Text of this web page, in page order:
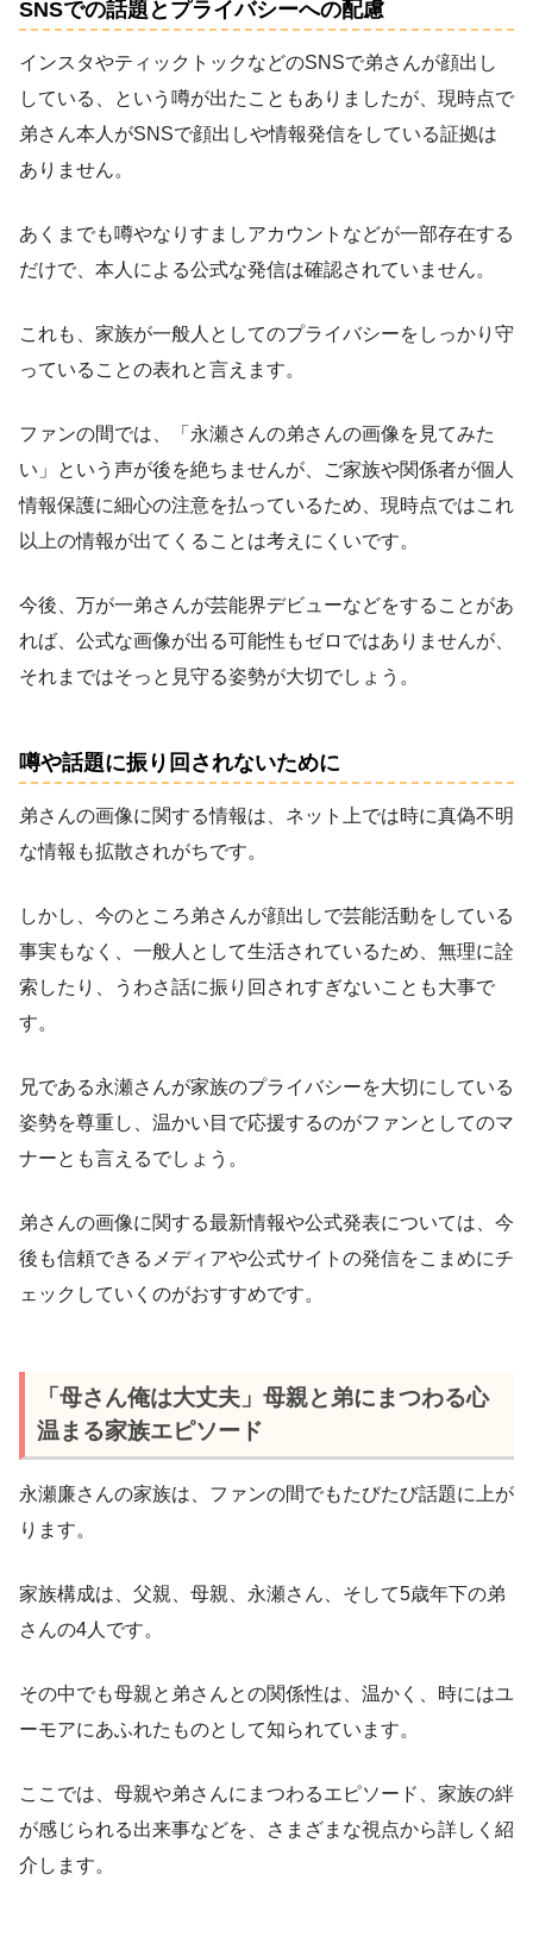
SNSでの話題とプライバシーへの配慮
インスタやティックトックなどのSNSで弟さんが顔出し
している、という噂が出たこともありましたが、現時点で
弟さん本人がSNSで顔出しや情報発信をしている証拠は
ありません。
あくまでも噂やなりすましアカウントなどが一部存在する
だけで、本人による公式な発信は確認されていません。
これも、家族が一般人としてのプライバシーをしっかり守
っていることの表れと言えます。
ファンの間では、「永瀬さんの弟さんの画像を見てみた
い」という声が後を絶ちませんが、ご家族や関係者が個人
情報保護に細心の注意を払っているため、現時点ではこれ
以上の情報が出てくることは考えにくいです。
今後、万が一弟さんが芸能界デビューなどをすることがあ
れば、公式な画像が出る可能性もゼロではありませんが、
それまではそっと見守る姿勢が大切でしょう。
噂や話題に振り回されないために
弟さんの画像に関する情報は、ネット上では時に真偽不明
な情報も拡散されがちです。
しかし、今のところ弟さんが顔出しで芸能活動をしている
事実もなく、一般人として生活されているため、無理に詮
索したり、うわさ話に振り回されすぎないことも大事で
す。
兄である永瀬さんが家族のプライバシーを大切にしている
姿勢を尊重し、温かい目で応援するのがファンとしてのマ
ナーとも言えるでしょう。
弟さんの画像に関する最新情報や公式発表については、今
後も信頼できるメディアや公式サイトの発信をこまめにチ
ェックしていくのがおすすめです。
「母さん俺は大丈夫」母親と弟にまつわる心
温まる家族エピソード
永瀬廉さんの家族は、ファンの間でもたびたび話題に上が
ります。
家族構成は、父親、母親、永瀬さん、そして5歳年下の弟
さんの4人です。
その中でも母親と弟さんとの関係性は、温かく、時にはユ
ーモアにあふれたものとして知られています。
ここでは、母親や弟さんにまつわるエピソード、家族の絆
が感じられる出来事などを、さまざまな視点から詳しく紹
介します。